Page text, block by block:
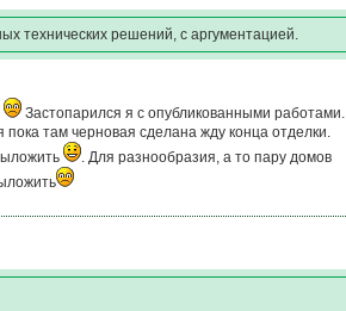
технических решений, с аргументацией.
Застопарился я с опубликованными работами.
там черновая сделана жду конца отделки.
. Для разнообразия, а то пару домов